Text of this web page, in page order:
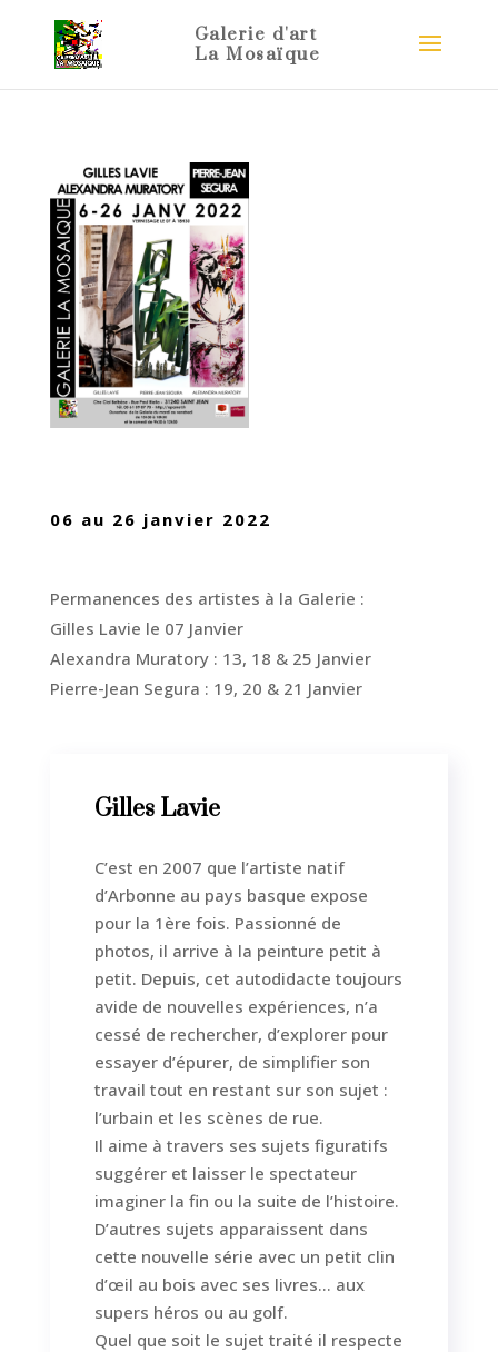
06 au 26 janvier 2022
Permanences des artistes à la Galerie :
Gilles Lavie le 07 Janvier
Alexandra Muratory : 13, 18 & 25 Janvier
Pierre-Jean Segura : 19, 20 & 21 Janvier
Gilles Lavie
C’est en 2007 que l’artiste natif
d’Arbonne au pays basque expose
pour la 1ère fois. Passionné de
photos, il arrive à la peinture petit à
petit. Depuis, cet autodidacte toujours
avide de nouvelles expériences, n’a
cessé de rechercher, d’explorer pour
essayer d’épurer, de simplifier son
travail tout en restant sur son sujet :
l’urbain et les scènes de rue.
Il aime à travers ses sujets figuratifs
suggérer et laisser le spectateur
imaginer la fin ou la suite de l’histoire.
D’autres sujets apparaissent dans
cette nouvelle série avec un petit clin
d’œil au bois avec ses livres… aux
supers héros ou au golf.
Quel que soit le sujet traité il respecte